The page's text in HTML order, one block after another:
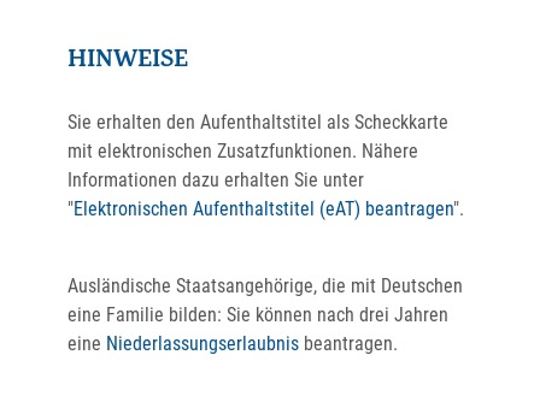
HINWEISE
Sie erhalten den Aufenthaltstitel als Scheckkarte
mit elektronischen Zusatzfunktionen. Nähere
Informationen dazu erhalten Sie unter
"Elektronischen Aufenthaltstitel (eAT) beantragen".
Ausländische Staatsangehörige, die mit Deutschen
eine Familie bilden: Sie können nach drei Jahren
eine Niederlassungserlaubnis beantragen.